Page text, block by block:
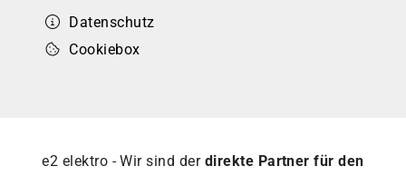
Datenschutz
Cookiebox
e2 elektro - Wir sind der direkte Partner für den